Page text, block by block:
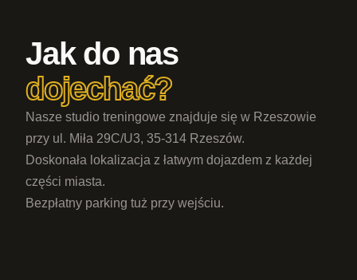
Jak do nas
dojechać?
Nasze studio treningowe znajduje się w Rzeszowie
przy ul. Miła 29C/U3, 35-314 Rzeszów.
Doskonała lokalizacja z łatwym dojazdem z każdej
części miasta.
Bezpłatny parking tuż przy wejściu.